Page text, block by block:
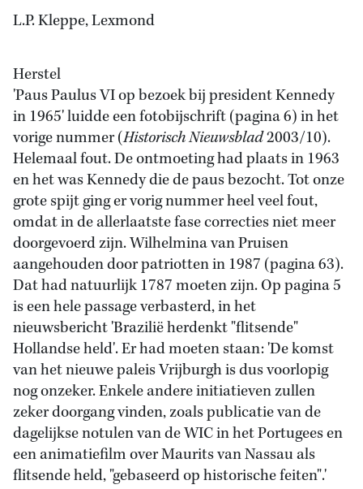
L.P. Kleppe, Lexmond
Herstel
'Paus Paulus VI op bezoek bij president Kennedy
in 1965' luidde een fotobijschrift (pagina 6) in het
vorige nummer (Historisch Nieuwsblad2003/10).
Helemaal fout. De ontmoeting had plaats in 1963
en het was Kennedy die de paus bezocht. Tot onze
grote spijt ging er vorig nummer heel veel fout,
omdat in de allerlaatste fase correcties niet meer
doorgevoerd zijn. Wilhelmina van Pruisen
aangehouden door patriotten in 1987 (pagina 63).
Dat had natuurlijk 1787 moeten zijn. Op pagina 5
is een hele passage verbasterd, in het
nieuwsbericht 'Brazilië herdenkt "flitsende"
Hollandse held'. Er had moeten staan: 'De komst
van het nieuwe paleis Vrijburgh is dus voorlopig
nog onzeker. Enkele andere initiatieven zullen
zeker doorgang vinden, zoals publicatie van de
dagelijkse notulen van de WIC in het Portugees en
een animatiefilm over Maurits van Nassau als
flitsende held, "gebaseerd op historische feiten".'